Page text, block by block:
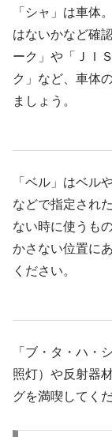
「シャ」は車体
はないかなど確
ーク」や「ＪＩ
ク」など、車体
ましょう。
「ベル」はベル
などで指定され
ない時に使うも
かさない位置に
ください。
「ブ・タ・ハ・
照灯）や反射器
グを満喫してくだ